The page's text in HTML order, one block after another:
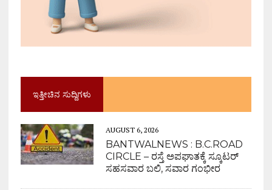
ಇತ್ತೀಚಿನ ಸುದ್ದಿಗಳು
AUGUST 6, 2026
BANTWALNEWS : B.C.ROAD
CIRCLE – ರಸ್ತೆ ಅಪಘಾತಕ್ಕೆ ಸ್ಕೂಟರ್
ಸಹಸವಾರ ಬಲಿ, ಸವಾರ ಗಂಭೀರ